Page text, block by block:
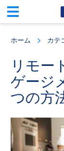
content
sidebar
ホーム カテ
リモー
ゲージ
つの方